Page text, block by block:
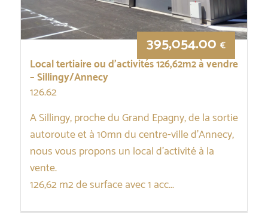
Local tertiaire ou d’activités 126,62m2 à vendre
– Sillingy/Annecy
395,054.00€
126.62
A Sillingy, proche du Grand Epagny, de la sortie
autoroute et à 10mn du centre-ville d’Annecy,
nous vous propons un local d’activité à la
vente.
126,62 m2 de surface avec 1 acc...